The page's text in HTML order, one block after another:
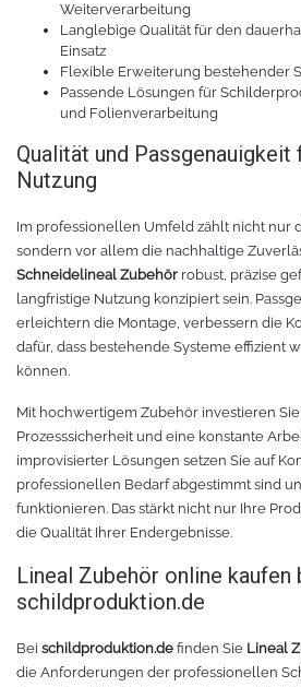
MDF
Acryl
Weiterverarbeitung
Langlebige Qualität für den
Einsatz
Flexible Erweiterung bestehender
Passende Lösungen für
und Folienverarbeitung
Qualität und
Nutzung
Im professionellen Umfeld zählt nicht nur
sondern vor allem die nachhaltige
Schneidelineal Zubehör robust, präzise
langfristige Nutzung konzipiert sein.
erleichtern die Montage, verbessern die
dafür, dass bestehende Systeme effizient
können.
Mit hochwertigem Zubehör investieren
Prozesssicherheit und eine konstante
improvisierter Lösungen setzen Sie auf
professionellen Bedarf abgestimmt sind
funktionieren. Das stärkt nicht nur Ihre
die Qualität Ihrer Endergebnisse.
Lineal Zubehör online kaufen
schildproduktion.de
Bei schildproduktion.de finden Sie Lineal
die Anforderungen der professionellen